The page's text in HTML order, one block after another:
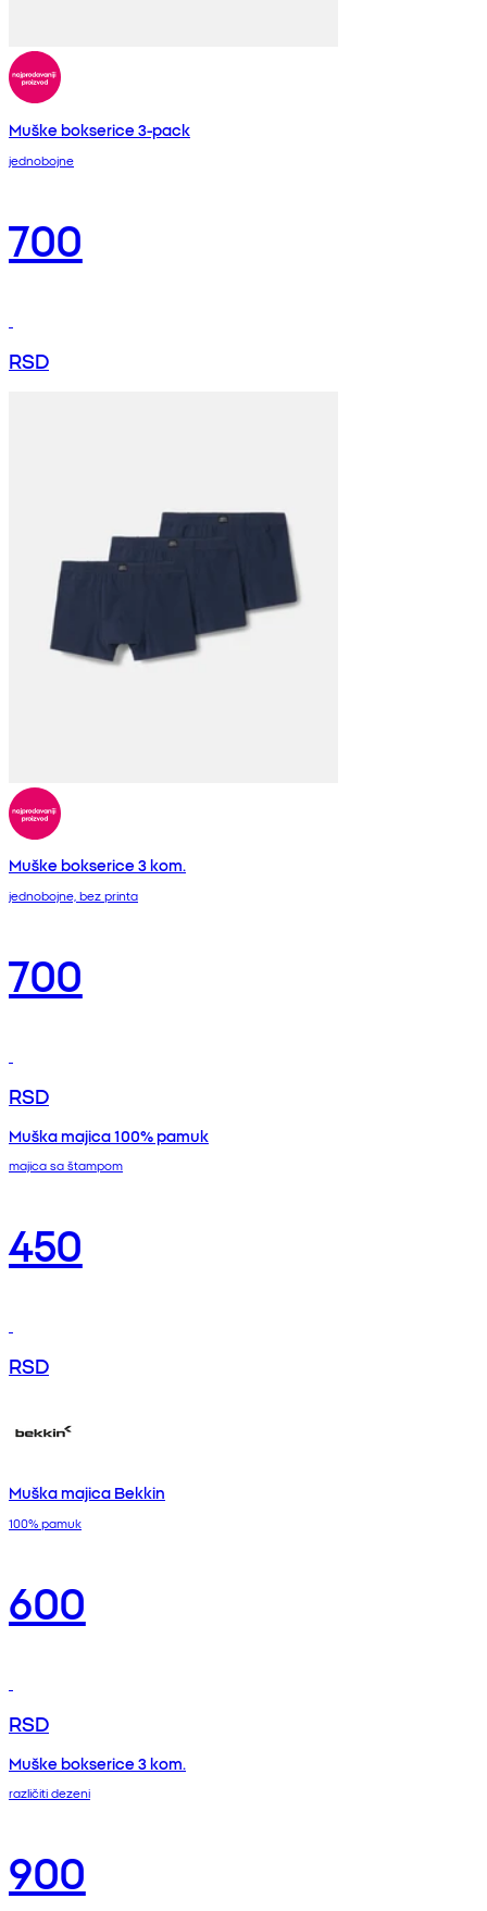
Muške bokserice 3-pack
jednobojne
700
RSD
Muške bokserice 3 kom.
jednobojne, bez printa
700
RSD
Muška majica 100% pamuk
majica sa štampom
450
RSD
Muška majica Bekkin
100% pamuk
600
RSD
Muške bokserice 3 kom.
različiti dezeni
900